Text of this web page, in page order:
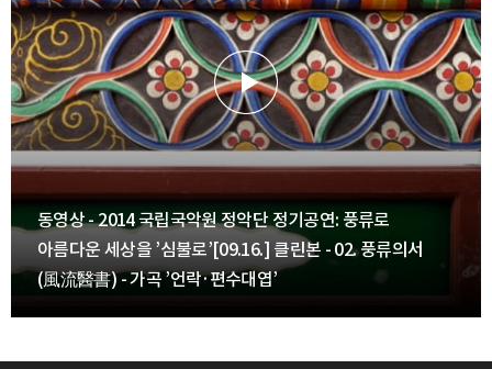
동영상 - 2014 국립국악원 정악단 정기공연: 풍류로
아름다운 세상을 ’심불로’[09.16.] 클린본 - 02. 풍류의서
(風流醫書) - 가곡 ’언락·편수대엽’